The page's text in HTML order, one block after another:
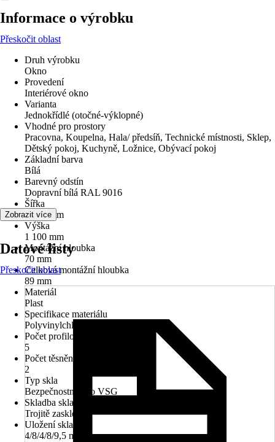
Informace o výrobku
Přeskočit oblast
Druh výrobku
Okno
Provedení
Interiérové okno
Varianta
Jednokřídlé (otočné-výklopné)
Vhodné pro prostory
Pracovna, Koupelna, Hala/ předsíň, Technické místnosti, Sklep,
Dětský pokoj, Kuchyně, Ložnice, Obývací pokoj
Základní barva
Bílá
Barevný odstín
Dopravní bílá RAL 9016
Šířka
1 000 mm
Výška
1 100 mm
Montážní hloubka
70 mm
Celková montážní hloubka
89 mm
Materiál
Plast
Specifikace materiálu
Polyvinylchlorid (PVC)
Počet profilových komor
5
Počet těsnění
2
Typ skla
Bezpečnostní sklo VSG
Skladba skla
Trojitě zasklené
Uložení skla
4/8/4/8/9,5 mm
Zobrazit více
Datové listy
Přeskočit oblast